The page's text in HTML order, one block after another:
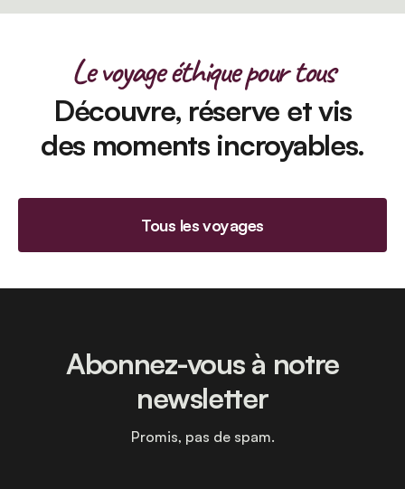
Le voyage éthique pour tous
Découvre, réserve et vis
des moments incroyables.
Tous les voyages
Abonnez-vous à notre
newsletter
Promis, pas de spam.